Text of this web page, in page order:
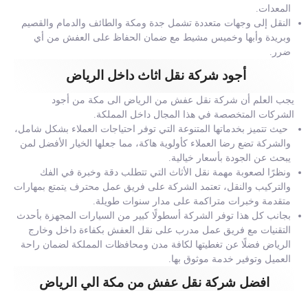
المعدات.
النقل إلى وجهات متعددة تشمل جدة ومكة والطائف والدمام والقصيم
وبريدة وأبها وخميس مشيط مع ضمان الحفاظ على العفش من أي
ضرر.
أجود شركة نقل اثاث داخل الرياض
يجب العلم أن شركة نقل عفش من الرياض الى مكة من أجود
الشركات المتخصصة في هذا المجال داخل المملكة.
حيث تتميز بخدماتها المتنوعة التي توفر احتياجات العملاء بشكل شامل،
والشركة تضع رضا العملاء كأولوية هاكة، مما جعلها الخيار الأفضل لمن
يبحث عن الجودة بأسعار خيالية.
ونظرًا لصعوبة مهمة نقل الأثاث التي تتطلب دقة وخبرة في الفك
والتركيب والنقل، تعتمد الشركة على فريق عمل محترف يتمتع بمهارات
متقدمة وخبرات متراكمة على مدار سنوات طويلة.
بجانب كل هذا توفر الشركة أسطولًا كبير من السيارات المجهزة بأحدث
التقنيات مع فريق عمل مدرب على نقل العفش بكفاءة داخل وخارج
الرياض فضلًا عن تغطيتها لكافة مدن ومحافظات المملكة لضمان راحة
العميل وتوفير خدمة موثوق بها.
افضل شركة نقل عفش من مكة الي الرياض